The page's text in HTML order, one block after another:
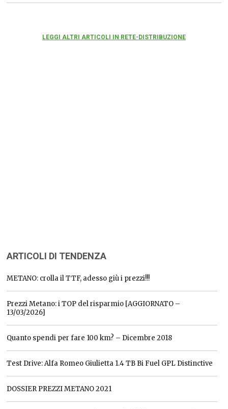
LEGGI ALTRI ARTICOLI IN RETE-DISTRIBUZIONE
ARTICOLI DI TENDENZA
METANO: crolla il TTF, adesso giù i prezzi!!!
Prezzi Metano: i TOP del risparmio [AGGIORNATO –
13/03/2026]
Quanto spendi per fare 100 km? – Dicembre 2018
Test Drive: Alfa Romeo Giulietta 1.4 TB Bi Fuel GPL Distinctive
DOSSIER PREZZI METANO 2021